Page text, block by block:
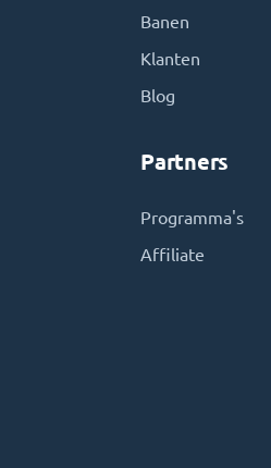
Banen
Klanten
Blog
Partners
Programma's
Affiliate